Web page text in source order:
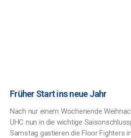
Früher Start ins neue Jahr
Nach nur einem Wochenende
UHC nun in die wichtige
Samstag gastieren die Floor Fighters